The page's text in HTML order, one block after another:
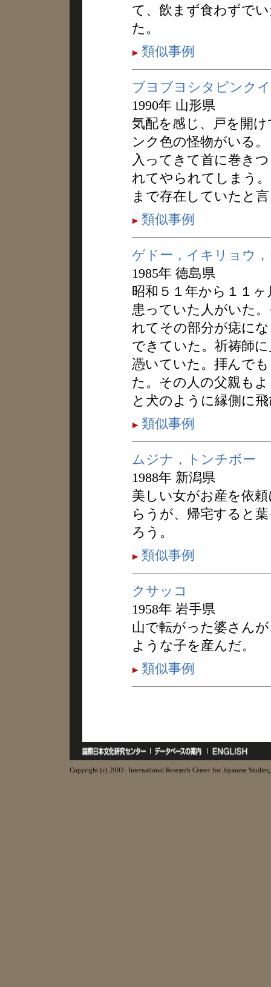
て、飲まず食わずで
た。
類似事例
ブヨブヨシタピンク
1990年 山形県
気配を感じ、戸を開
ンク色の怪物がいる
入ってきて首に巻き
れてやられてしまう
まで存在していたと
類似事例
ゲドー，イキリョウ
1985年 徳島県
昭和５１年から１１
患っていた人がいた
れてその部分が痣に
できていた。祈祷師
憑いていた。拝んで
た。その人の父親も
と犬のように縁側に
類似事例
ムジナ，トンチボー
1988年 新潟県
美しい女がお産を依
らうが、帰宅すると
ろう。
類似事例
クサッコ
1958年 岩手県
山で転がった婆さん
ような子を産んだ。
類似事例
Copyright (c) 2002- International Research Center for Japanese